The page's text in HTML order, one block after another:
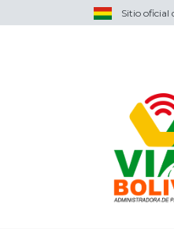
Sitio oficial